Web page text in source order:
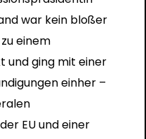
war kein bloßer
einem
und ging mit einer
einher –
EU und einer